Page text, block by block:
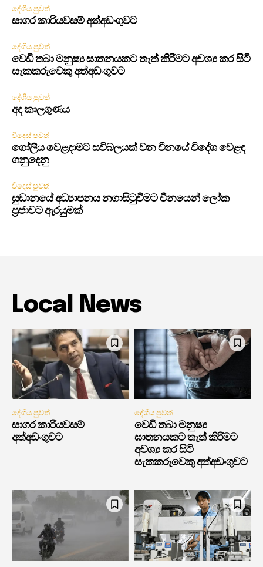
දේශීය පුවත්
සාගර කාරියවසම් අත්අඩංගුවට
දේශීය පුවත්
වෙඩි තබා මනුෂ්‍ය ඝාතනයකට තැත් කිරීමට අවශ්‍ය කර සිටි
සැකකරුවෙකු අත්අඩංගුවට
දේශීය පුවත්
අද කාලගුණය
විදෙස් පුවත්
ගෝලීය වෙළඳාමට සවිබලයක් වන චීනයේ විදේශ වෙළඳ
ගනුදෙනු
විදෙස් පුවත්
සුඩානයේ අධ්‍යාපනය නගාසිටුවීමට චීනයෙන් ලෝක
ප්‍රජාවට ඇරයුමක්
Local News
දේශීය පුවත්
සාගර කාරියවසම්
අත්අඩංගුවට
දේශීය පුවත්
වෙඩි තබා මනුෂ්‍ය
ඝාතනයකට තැත් කිරීමට
අවශ්‍ය කර සිටි
සැකකරුවෙකු අත්අඩංගුවට